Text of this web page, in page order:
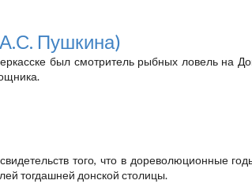
А.С. Пушкина)
был смотритель рыбных ловель на
того, что в дореволюционные
тогдашней донской столицы.